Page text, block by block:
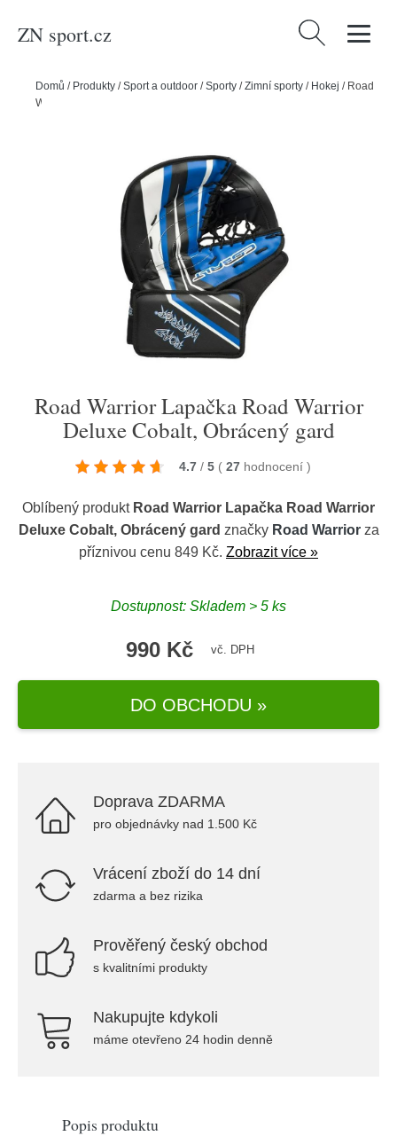
ZN sport.cz Vyhledávání
Domů / Produkty /Sport a outdoor /Sporty /Zimní sporty / Hokej / Road
Warrior Lapačka Road Warrior Deluxe Cobalt, Obrácený gard
Road Warrior Lapačka Road Warrior
Deluxe Cobalt, Obrácený gard
4.7 / 5 ( 27 hodnocení )
Oblíbený produkt Road Warrior Lapačka Road Warrior
Deluxe Cobalt, Obrácený gard značky Road Warriorza
příznivou cenu 849 Kč. Zobrazit více »
Dostupnost: Skladem > 5 ks
990 Kč vč. DPH
DO OBCHODU »
Doprava ZDARMA
pro objednávky nad 1.500 Kč
Vrácení zboží do 14 dní
zdarma a bez rizika
Prověřený český obchod
s kvalitními produkty
Nakupujte kdykoli
máme otevřeno 24 hodin denně
Popis produktu